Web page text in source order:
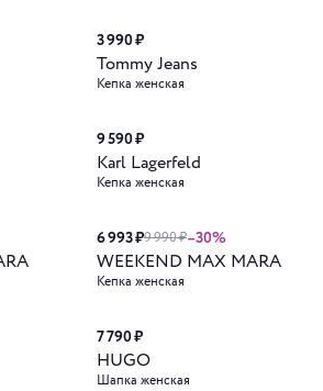
3 990 ₽
Tommy Jeans
Кепка женская
9 590 ₽
Karl Lagerfeld
Кепка женская
6 993 ₽9 990 ₽–30%
WEEKEND MAX MARA
Кепка женская
7 790 ₽
HUGO
Шапка женская